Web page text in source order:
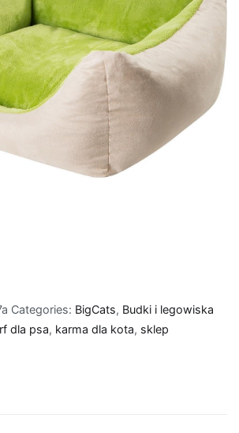
Categories: BigCats, Budki i legowiska
dla psa, karma dla kota, sklep